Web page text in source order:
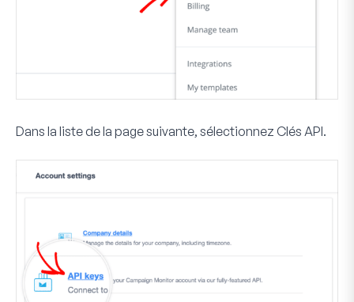
Dans la liste de la page suivante, sélectionnez Clés API.